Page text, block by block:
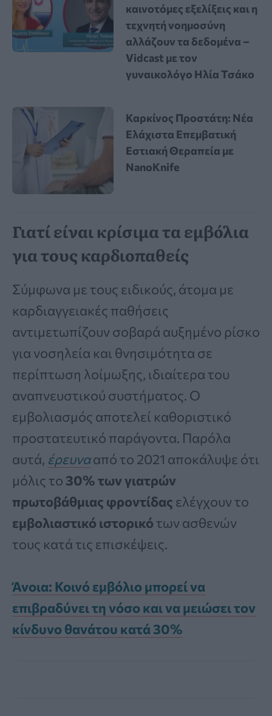
καινοτόμες εξελίξεις και η
τεχνητή νοημοσύνη
αλλάζουν τα δεδομένα –
Vidcast με τον
γυναικολόγο Ηλία Τσάκο
Καρκίνος Προστάτη: Νέα
Ελάχιστα Επεμβατική
Εστιακή Θεραπεία με
NanoKnife
Γιατί είναι κρίσιμα τα εμβόλια
για τους καρδιοπαθείς
Σύμφωνα με τους ειδικούς, άτομα με
καρδιαγγειακές παθήσεις
αντιμετωπίζουν σοβαρά αυξημένο ρίσκο
για νοσηλεία και θνησιμότητα σε
περίπτωση λοίμωξης, ιδιαίτερα του
αναπνευστικού συστήματος. Ο
εμβολιασμός αποτελεί καθοριστικό
προστατευτικό παράγοντα. Παρόλα
αυτά, έρευνααπό το 2021 αποκάλυψε ότι
μόλις το 30% των γιατρών
πρωτοβάθμιας φροντίδας ελέγχουν το
εμβολιαστικό ιστορικό των ασθενών
τους κατά τις επισκέψεις.
Άνοια: Κοινό εμβόλιο μπορεί να
επιβραδύνει τη νόσο και να μειώσει τον
κίνδυνο θανάτου κατά 30%